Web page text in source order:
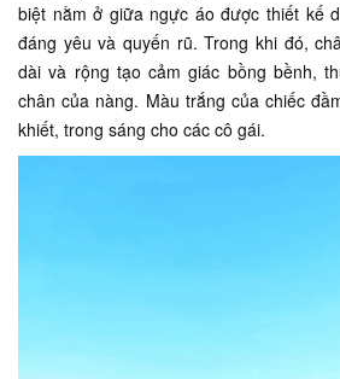
biệt nằm ở giữa ngực áo được thiết kế
đáng yêu và quyến rũ. Trong khi đó,
dài và rộng tạo cảm giác bồng bềnh,
chân của nàng. Màu trắng của chiếc
khiết, trong sáng cho các cô gái.